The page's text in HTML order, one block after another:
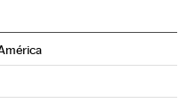
en Facebook